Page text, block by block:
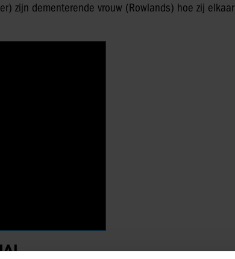
zijn dementerende vrouw (Rowlands) hoe zij elkaar